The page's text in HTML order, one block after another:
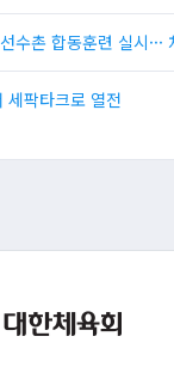
촌 합동훈련 실시
세팍타크로 열전